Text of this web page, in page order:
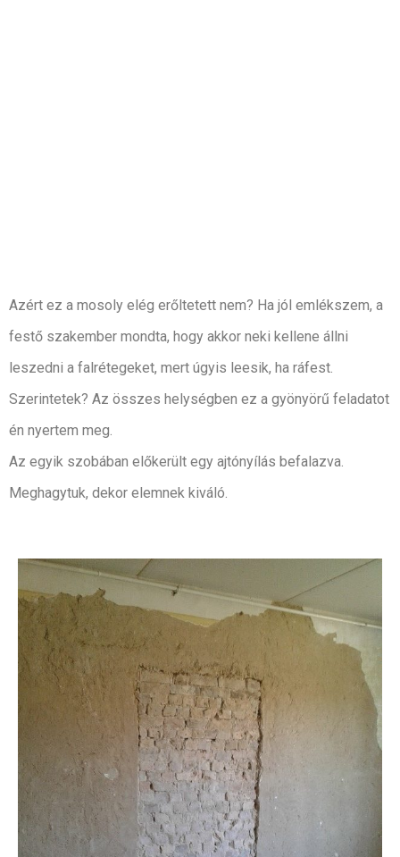
Azért ez a mosoly elég erőltetett nem? Ha jól emlékszem, a
festő szakember mondta, hogy akkor neki kellene állni
leszedni a falrétegeket, mert úgyis leesik, ha ráfest.
Szerintetek? Az összes helységben ez a gyönyörű feladatot
én nyertem meg.
Az egyik szobában előkerült egy ajtónyílás befalazva.
Meghagytuk, dekor elemnek kiváló.